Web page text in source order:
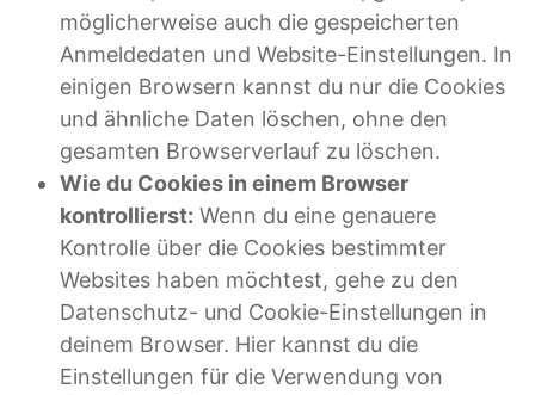
möglicherweise auch die gespeicherten
Anmeldedaten und Website-Einstellungen. In
einigen Browsern kannst du nur die Cookies
und ähnliche Daten löschen, ohne den
gesamten Browserverlauf zu löschen.
Wie du Cookies in einem Browser
kontrollierst: Wenn du eine genauere
Kontrolle über die Cookies bestimmter
Websites haben möchtest, gehe zu den
Datenschutz- und Cookie-Einstellungen in
deinem Browser. Hier kannst du die
Einstellungen für die Verwendung von